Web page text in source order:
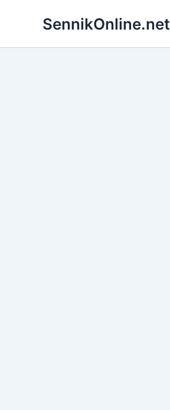
SennikOnline.net